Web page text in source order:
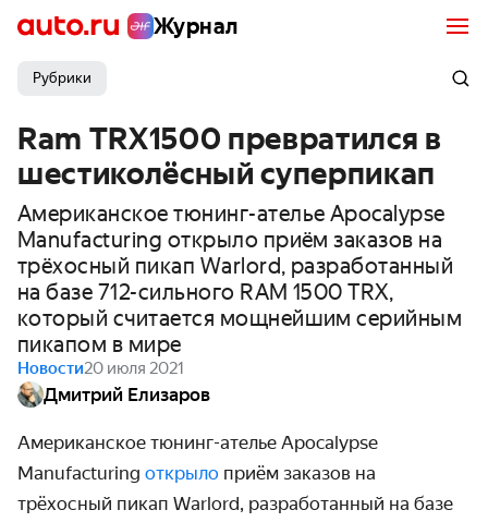
Журнал
Рубрики
Ram TRX1500 превратился в
шестиколёсный суперпикап
Американское тюнинг-ателье Apocalypse
Manufacturing открыло приём заказов на
трёхосный пикап Warlord, разработанный
на базе 712-сильного RAM 1500 TRX,
который считается мощнейшим серийным
пикапом в мире
Новости20 июля 2021
Дмитрий Елизаров
Американское тюнинг-ателье Apocalypse
Manufacturing открыло приём заказов на
трёхосный пикап Warlord, разработанный на базе